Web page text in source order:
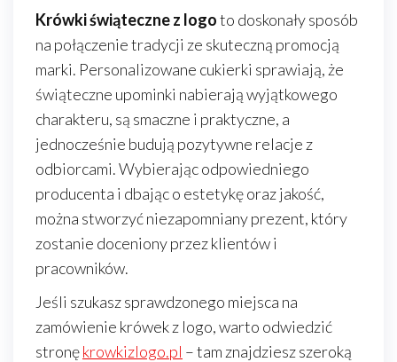
Krówki świąteczne z logoto doskonały sposób
na połączenie tradycji ze skuteczną promocją
marki. Personalizowane cukierki sprawiają, że
świąteczne upominki nabierają wyjątkowego
charakteru, są smaczne i praktyczne, a
jednocześnie budują pozytywne relacje z
odbiorcami. Wybierając odpowiedniego
producenta i dbając o estetykę oraz jakość,
można stworzyć niezapomniany prezent, który
zostanie doceniony przez klientów i
pracowników.
Jeśli szukasz sprawdzonego miejsca na
zamówienie krówek z logo, warto odwiedzić
stronękrowkizlogo.pl – tam znajdziesz szeroką